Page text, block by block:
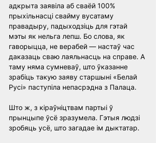
адкрыта заявіла аб сваёй 100%
прыхільнасці свайму вусатаму
правадыру, падыходзіць для гэтай
мэты як нельга лепш. Бо слова, як
гаворыцца, не верабей — настаў час
даказаць сваю лаяльнасць на справе. А
таму няма сумневаў, што ўказанне
зрабіць такую заяву старшыні «Белай
Русі» паступіла непасрэдна з Палаца.
Што ж, з кіраўніцтвам партыі ў
прынцыпе ўсё зразумела. Гэтыя людзі
зробяць усё, што загадае ім дыктатар.